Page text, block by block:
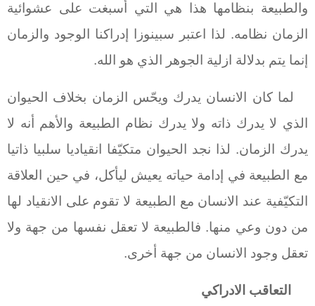
والطبيعة بنظامها هذا هي التي أسبغت على عشوائية
الزمان نظامه. لذا اعتبر سبينوزا إدراكنا الوجود والزمان
إنما يتم بدلالة ازلية الجوهر الذي هو الله.
لما كان الانسان يدرك ويحّس الزمان بخلاف الحيوان
الذي لا يدرك ذاته ولا يدرك نظام الطبيعة والأهم أنه لا
يدرك الزمان. لذا نجد الحيوان متكيّفا انقياديا سلبيا ذاتيا
مع الطبيعة في إدامة حياته يعيش ليأكل، في حين العلاقة
التكيّفية عند الانسان مع الطبيعة لا تقوم على الانقياد لها
من دون وعي منها. فالطبيعة لا تعقل نفسها من جهة ولا
تعقل وجود الانسان من جهة أخرى.
التعاقب الادراكي